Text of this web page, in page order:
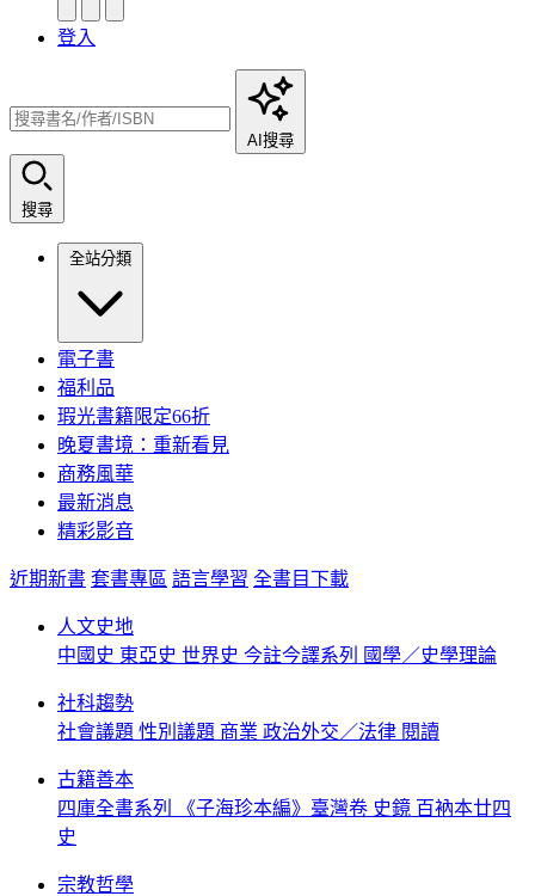
登入
AI搜尋
搜尋
全站分類
電子書
福利品
瑕光書籍限定66折
晚夏書境：重新看見
商務風華
最新消息
精彩影音
近期新書 套書專區 語言學習 全書目下載
人文史地
中國史 東亞史 世界史 今註今譯系列 國學／史學理論
社科趨勢
社會議題 性別議題 商業 政治外交／法律 閱讀
古籍善本
四庫全書系列
《子海珍本編》臺灣卷 史鏡 百衲本廿四
史
宗教哲學